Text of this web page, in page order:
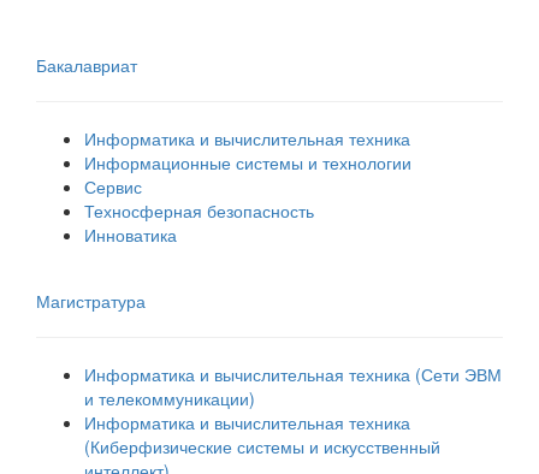
Бакалавриат
Информатика и вычислительная техника
Информационные системы и технологии
Сервис
Техносферная безопасность
Инноватика
Магистратура
Информатика и вычислительная техника (Сети ЭВМ
и телекоммуникации)
Информатика и вычислительная техника
(Киберфизические системы и искусственный